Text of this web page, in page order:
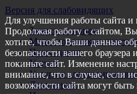
Версия для слабовидящих
Запись на прием
Меры поддержки
Пресс-центр
Услуги
Услуги в электронном
Документы
Для улучшения работы сайта
Продолжая работу с сайтом,
хотите, чтобы Ваши данные
безопасности вашего
покиньте сайт. Изменение
внимание, что в случае, если
возможности сайта могут